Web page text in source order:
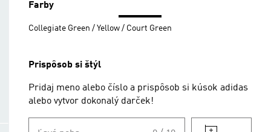
Farby
Collegiate Green / Yellow / Court Green
Prispôsob si štýl
Pridaj meno alebo číslo a prispôsob si kúsok adidas
alebo vytvor dokonalý darček!